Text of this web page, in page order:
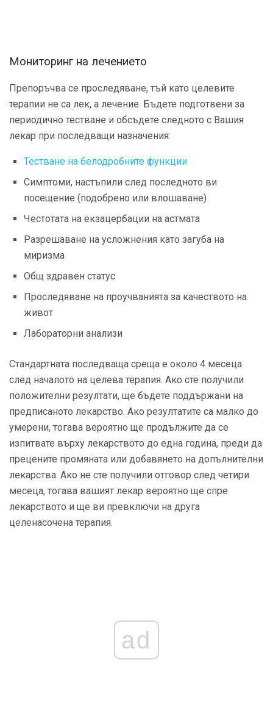
Мониторинг на лечението
Препоръчва се проследяване, тъй като целевите
терапии не са лек, а лечение. Бъдете подготвени за
периодично тестване и обсъдете следното с Вашия
лекар при последващи назначения:
Тестване на белодробните функции
Симптоми, настъпили след последното ви
посещение (подобрено или влошаване)
Честотата на екзацербации на астмата
Разрешаване на усложнения като загуба на
миризма
Общ здравен статус
Проследяване на проучванията за качеството на
живот
Лабораторни анализи
Стандартната последваща среща е около 4 месеца
след началото на целева терапия. Ако сте получили
положителни резултати, ще бъдете поддържани на
предписаното лекарство. Ако резултатите са малко до
умерени, тогава вероятно ще продължите да се
изпитвате върху лекарството до една година, преди да
прецените промяната или добавянето на допълнителни
лекарства. Ако не сте получили отговор след четири
месеца, тогава вашият лекар вероятно ще спре
лекарството и ще ви превключи на друга
целенасочена терапия.
ad